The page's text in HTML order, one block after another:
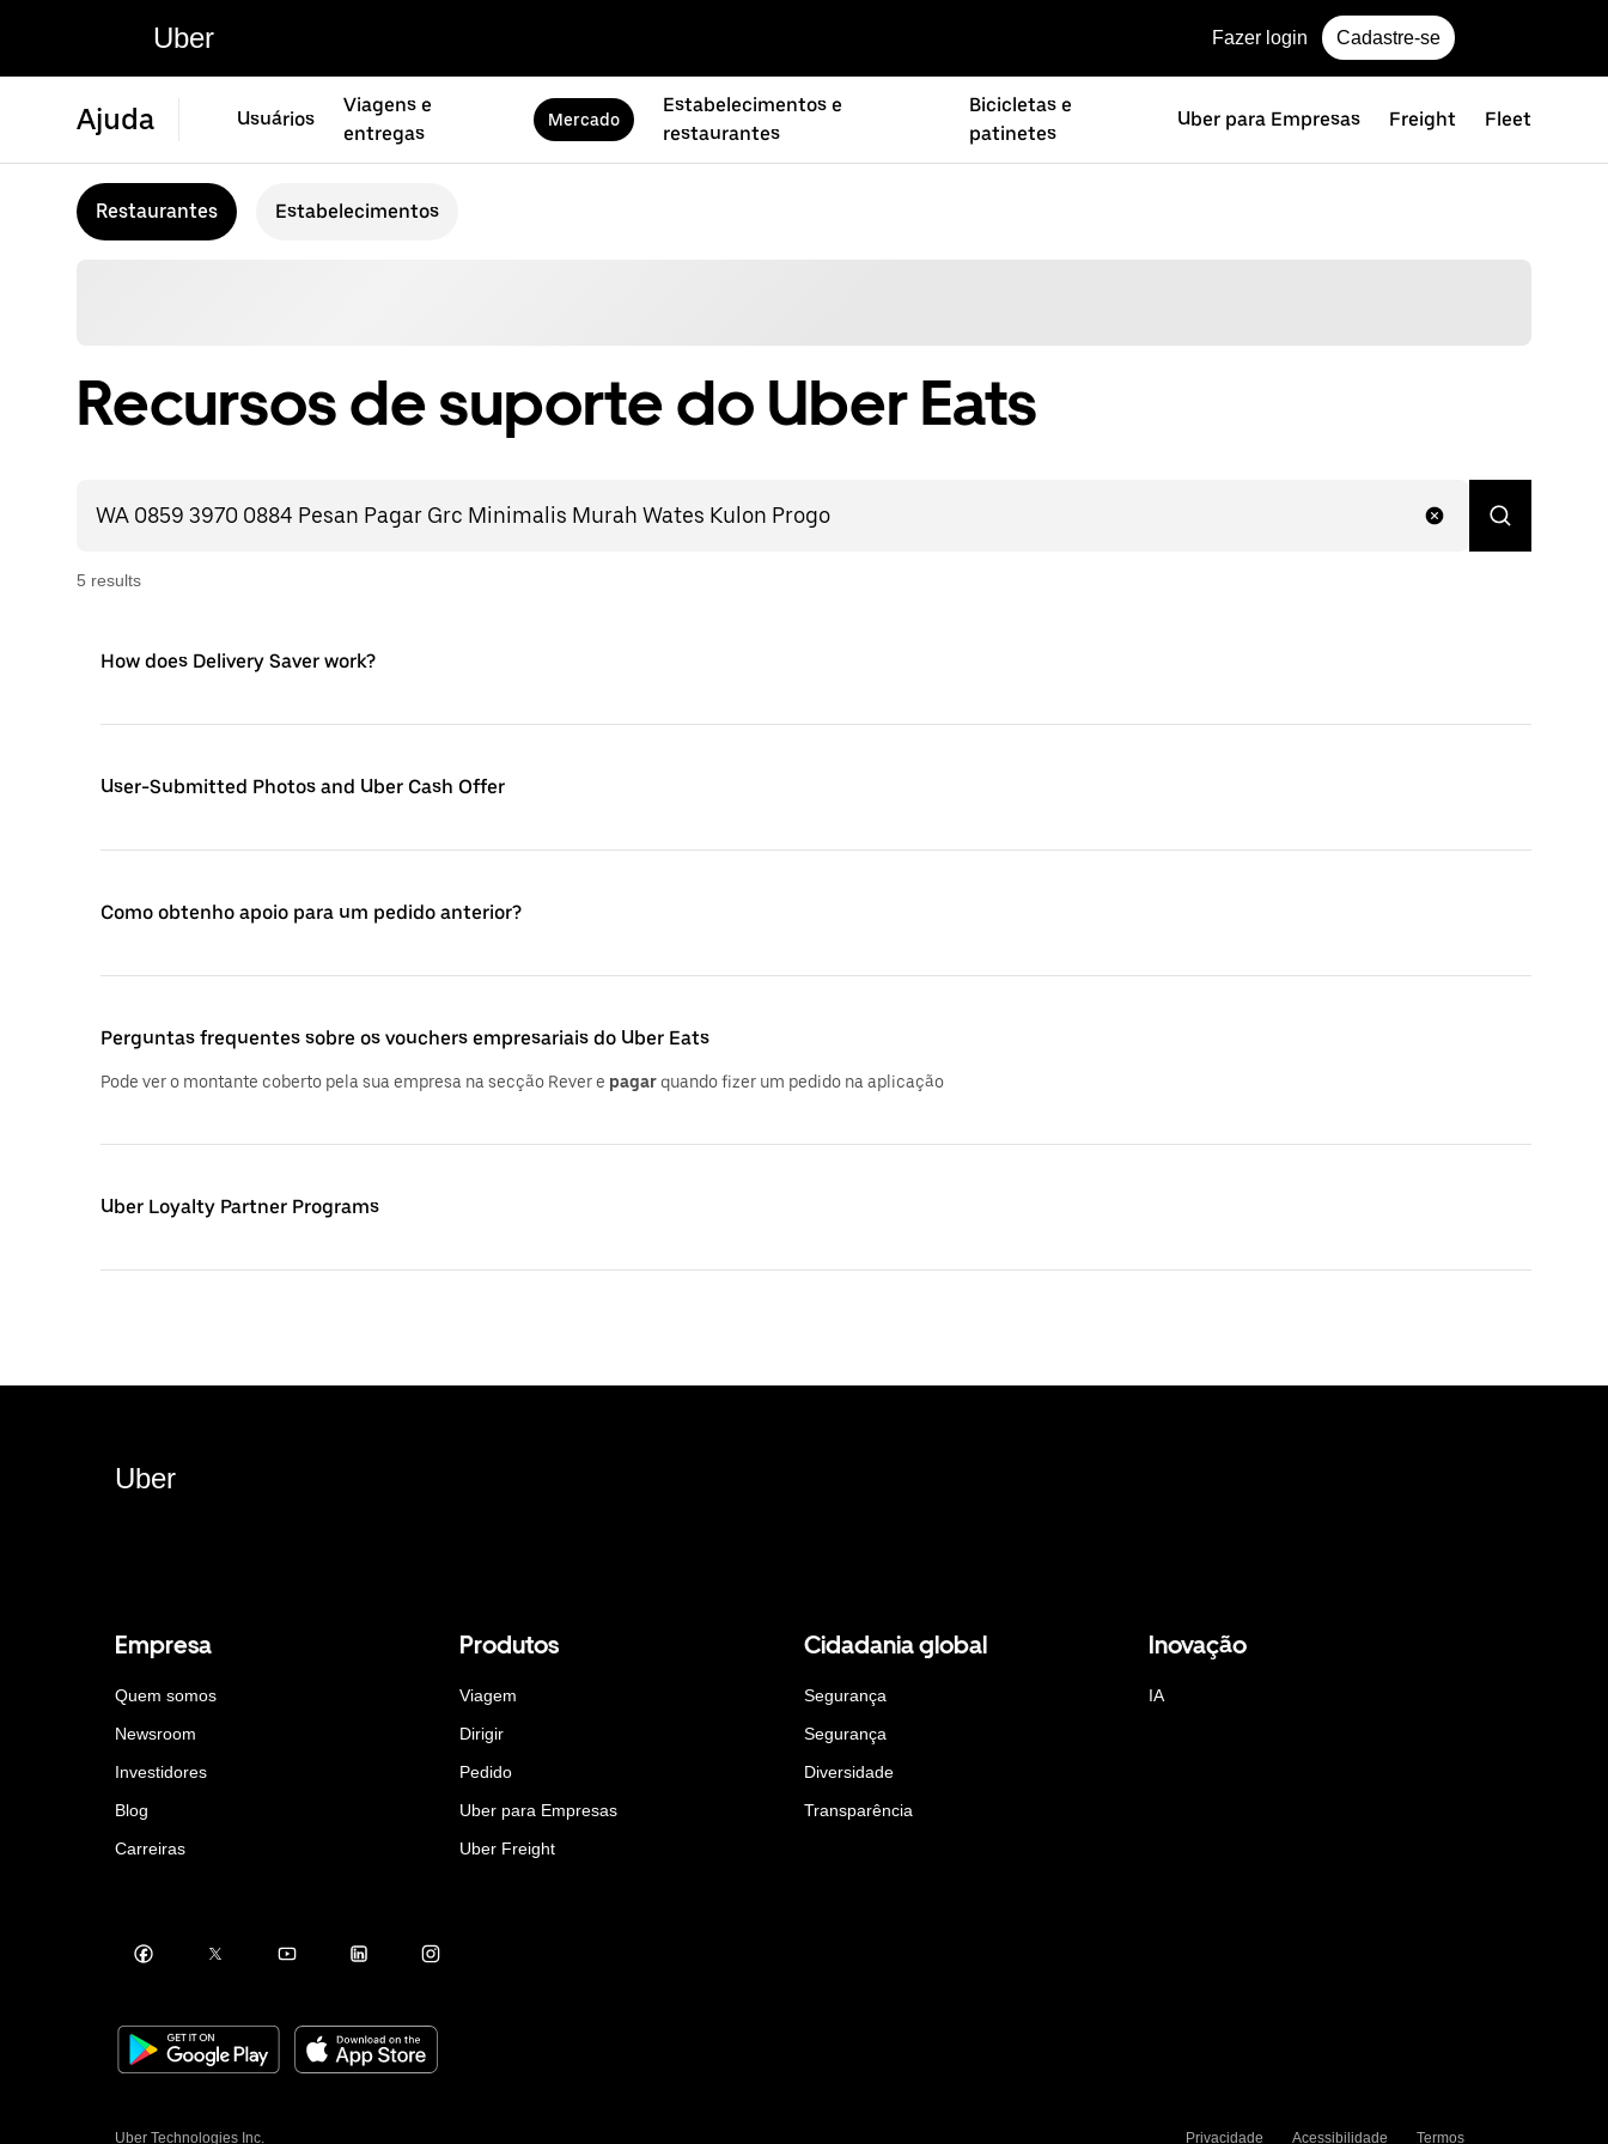
Uber Fazer login Cadastre-se
Ajuda Usuários
Viagens e
entregas
Mercado
Estabelecimentos e
restaurantes
Bicicletas e
patinetes
Uber para Empresas Freight Fleet
Restaurantes Estabelecimentos
Recursos de suporte do Uber Eats
5 results
How does Delivery Saver work?
User-Submitted Photos and Uber Cash Offer
Como obtenho apoio para um pedido anterior?
Perguntas frequentes sobre os vouchers empresariais do Uber Eats
Pode ver o montante coberto pela sua empresa na secção Rever e pagarquando fizer um pedido na aplicação
Uber Loyalty Partner Programs
Uber
Empresa
Quem somos
Newsroom
Investidores
Blog
Carreiras
Produtos
Viagem
Dirigir
Pedido
Uber para Empresas
Uber Freight
Cidadania global
Segurança
Segurança
Diversidade
Transparência
Inovação
IA
Uber Technologies Inc. Privacidade Acessibilidade Termos